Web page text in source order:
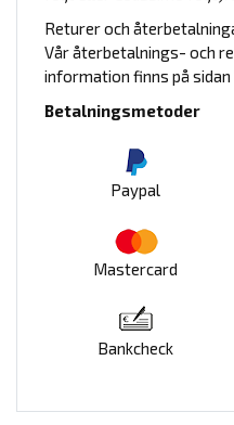
Returer och
Vår återbetalnings- och
information finns på
Betalningsmetoder
Paypal
Mastercard
Bankcheck